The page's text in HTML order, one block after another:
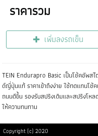
ราคารวม
เพิ่มลงรถเข็น
TEIN Endurapro Basic เป็นโช้คอัพ
ด์ญี่ปุ่นแท้ ราคาเข้าถึงง่าย ใช้ทดแทนโช้
ถนนดีขึ้น รองรับสปริงเดิมและสปริงโห
ให้ความทนทาน
Copyright (c) 2020